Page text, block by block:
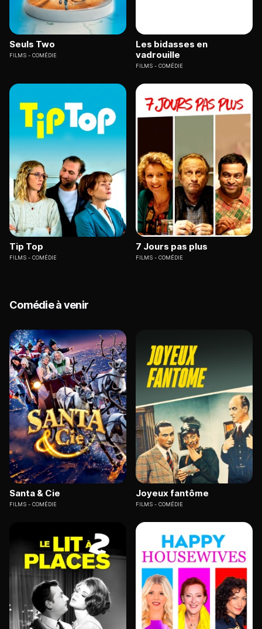
Seuls Two
FILMS COMÉDIE
Les bidasses en
vadrouille
FILMS COMÉDIE
Tip Top
FILMS COMÉDIE
7 Jours pas plus
FILMS COMÉDIE
Comédie à venir
Santa & Cie
FILMS COMÉDIE
Joyeux fantôme
FILMS COMÉDIE